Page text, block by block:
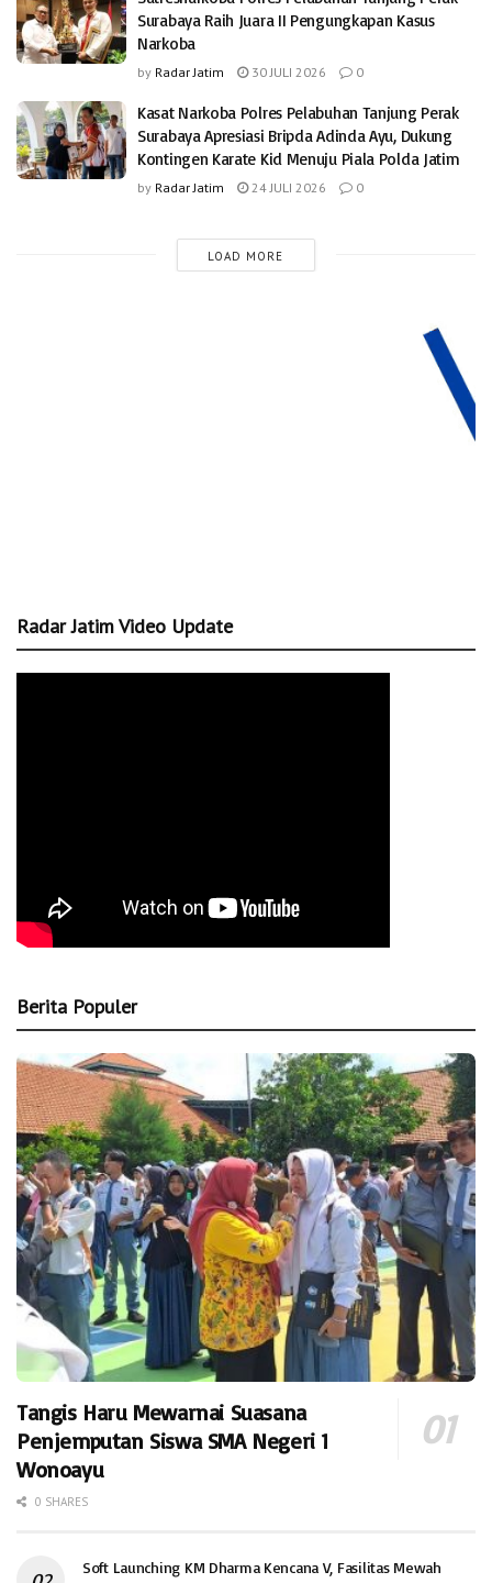
Surabaya Raih Juara II Pengungkapan Kasus
Narkoba
by Radar Jatim 30 JULI 2026 0
Kasat Narkoba Polres Pelabuhan Tanjung Perak
Surabaya Apresiasi Bripda Adinda Ayu, Dukung
Kontingen Karate Kid Menuju Piala Polda Jatim
by Radar Jatim 24 JULI 2026 0
LOAD MORE
Radar Jatim Video Update
Berita Populer
Tangis Haru Mewarnai Suasana
Penjemputan Siswa SMA Negeri 1
Wonoayu
0 SHARES
Soft Launching KM Dharma Kencana V, Fasilitas Mewah